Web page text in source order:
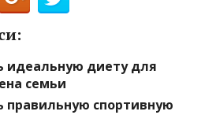
идеальную диету для
семьи
правильную спортивную